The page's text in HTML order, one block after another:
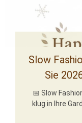
Slow
Sie
📅 Slow
klug in Ihre